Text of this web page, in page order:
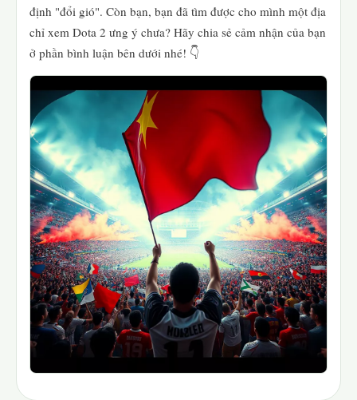
định "đổi gió". Còn bạn, bạn đã tìm được cho mình một địa
chỉ xem Dota 2 ưng ý chưa? Hãy chia sẻ cảm nhận của bạn
ở phần bình luận bên dưới nhé! 👇